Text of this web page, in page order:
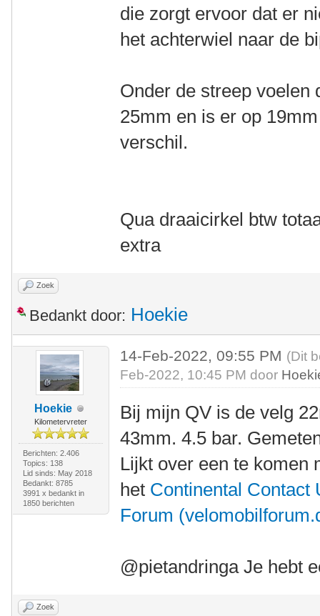
die zorgt ervoor dat er
het achterwiel naar de
Onder de streep voelen
25mm en is er op
verschil.
Qua draaicirkel btw
extra
Zoek
Bedankt door: Hoekie
Hoekie
Kilometervreter
Berichten: 2.406
Topics: 138
Lid sinds: May 2018
Bedankt: 8785
3991 x bedankt in
1850 berichten
14-Feb-2022, 09:55 PM (Dit
Feb-2022, 10:45 PM door
Bij mijn QV is de velg
43mm. 4.5 bar.
Lijkt over een te komen
het Continental Contact
Forum
@pietandringa Je hebt
Zoek